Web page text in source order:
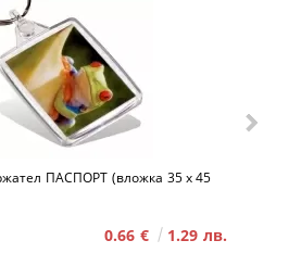
ПАСПОРТ (вложка 35 x 45
0.66 € 1.29 лв.